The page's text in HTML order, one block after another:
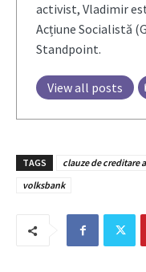
activist, Vladimir
Acțiune Socialistă
Standpoint.
View all posts
TAGS clauze de creditare
volksbank